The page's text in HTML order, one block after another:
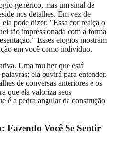
genérico, mas um sinal de
nos detalhes. Em vez de
pode dizer: "Essa cor realça o
tão impressionada com a forma
Esses elogios mostram
em você como indivíduo.
Uma mulher que está
ela ouvirá para entender.
de conversas anteriores e os
que ela valoriza seus
é a pedra angular da construção
Fazendo Você Se Sentir